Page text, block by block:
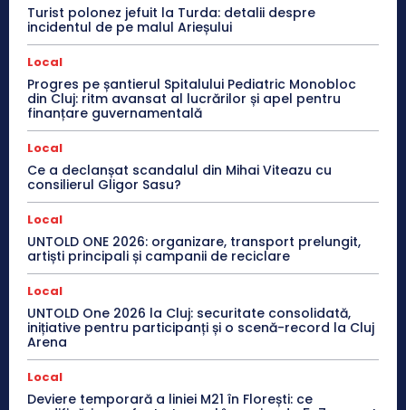
Turist polonez jefuit la Turda: detalii despre
incidentul de pe malul Arieșului
Local
Progres pe șantierul Spitalului Pediatric Monobloc
din Cluj: ritm avansat al lucrărilor și apel pentru
finanțare guvernamentală
Local
Ce a declanșat scandalul din Mihai Viteazu cu
consilierul Gligor Sasu?
Local
UNTOLD ONE 2026: organizare, transport prelungit,
artiști principali și campanii de reciclare
Local
UNTOLD One 2026 la Cluj: securitate consolidată,
inițiative pentru participanți și o scenă-record la Cluj
Arena
Local
Deviere temporară a liniei M21 în Florești: ce